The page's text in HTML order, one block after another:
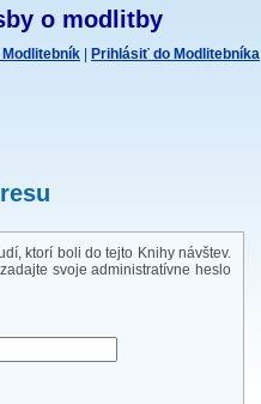
o modlitby
Prihlásiť do Modlitebníka
ktorí boli do tejto Knihy návštev.
svoje administratívne heslo